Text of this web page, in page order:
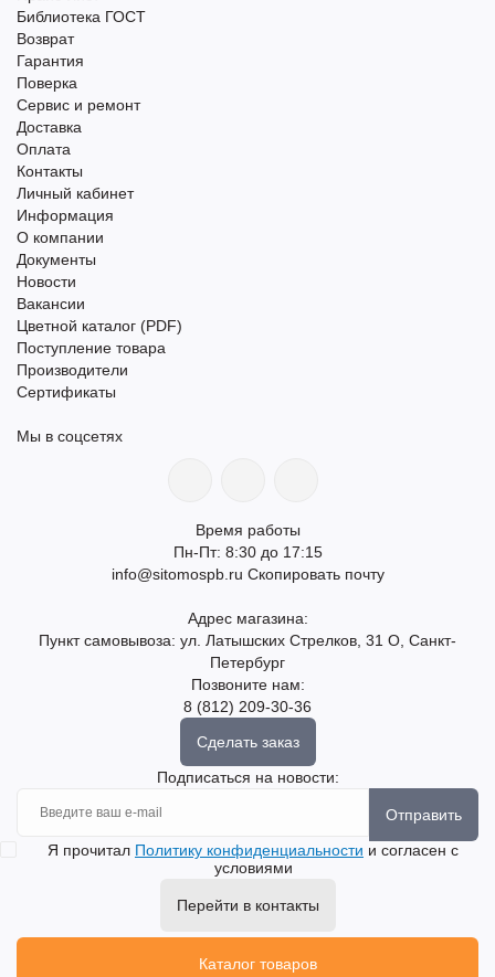
Библиотека ГОСТ
Возврат
Гарантия
Поверка
Сервис и ремонт
Доставка
Оплата
Контакты
Личный кабинет
Информация
О компании
Документы
Новости
Вакансии
Цветной каталог (PDF)
Поступление товара
Производители
Сертификаты
Мы в соцсетях
Время работы
Пн-Пт: 8:30 до 17:15
info@sitomospb.ru Скопировать почту
Адрес магазина:
Пункт самовывоза: ул. Латышских Стрелков, 31 О, Санкт-
Петербург
Позвоните нам:
8 (812) 209-30-36
Сделать заказ
Подписаться на новости:
Отправить
Я прочитал Политику конфиденциальности и согласен с
условиями
Перейти в контакты
Каталог товаров